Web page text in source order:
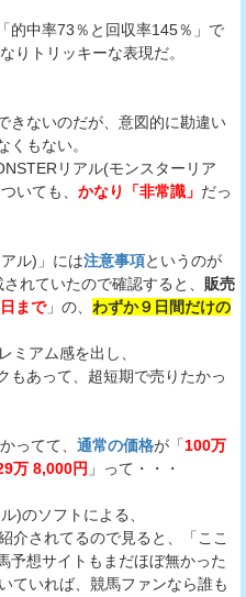
的中率73％と回収率145％」で
りトリッキーな表現だ。
きないのだが、意図的に勘違い
くもない。
リアル(モンスターリア
いても、 かなり「非常識」 だっ
ル)」には注意事項というのが
れていたので確認すると、 販売
まで」の、 わずか９日間だけの
ミアム感を出し、
もあって、超短期で売りたかっ
ってて、 通常の価格が「100万
万 8,000円 」って・・・
)のソフトによる、
介されてるので見ると、「ここ
予想サイトもまだほぼ無かった
ていれば、競馬ファンなら誰も